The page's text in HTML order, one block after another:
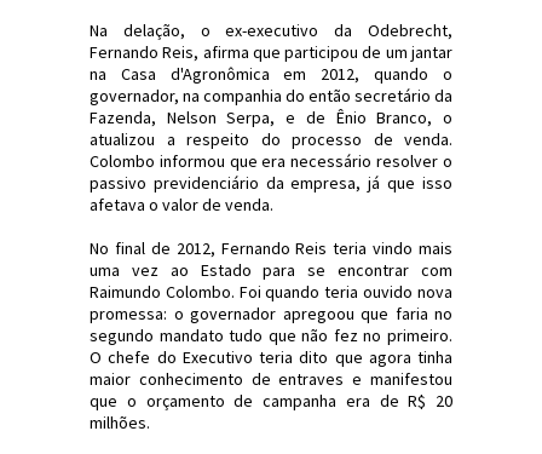
Na delação, o ex-executivo da Odebrecht,
Fernando Reis, afirma que participou de um jantar
na Casa d'Agronômica em 2012, quando o
governador, na companhia do então secretário da
Fazenda, Nelson Serpa, e de Ênio Branco, o
atualizou a respeito do processo de venda.
Colombo informou que era necessário resolver o
passivo previdenciário da empresa, já que isso
afetava o valor de venda.
No final de 2012, Fernando Reis teria vindo mais
uma vez ao Estado para se encontrar com
Raimundo Colombo. Foi quando teria ouvido nova
promessa: o governador apregoou que faria no
segundo mandato tudo que não fez no primeiro.
O chefe do Executivo teria dito que agora tinha
maior conhecimento de entraves e manifestou
que o orçamento de campanha era de R$ 20
milhões.